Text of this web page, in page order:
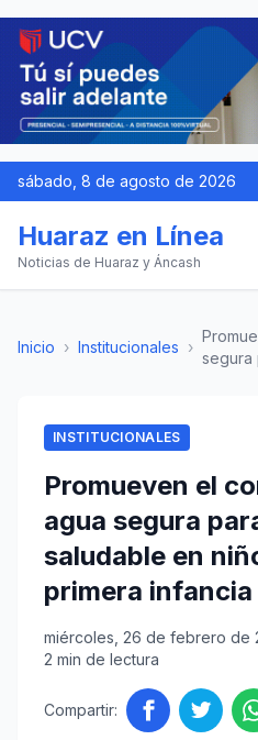
sábado, 8 de agosto de 2026
Huaraz en Línea
Noticias de Huaraz y Áncash
Inicio › Institucionales ›
segura
INSTITUCIONALES
Promueven el
agua segura
saludable en
primera infancia
miércoles, 26 de febrero de
2 min de lectura
Compartir: